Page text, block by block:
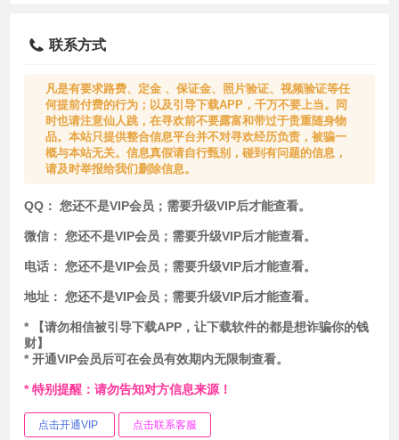
联系方式
凡是有要求路费、定金 、保证金、照片验证、视频验证等任
何提前付费的行为；以及引导下载APP，千万不要上当。同
时也请注意仙人跳，在寻欢前不要露富和带过于贵重随身物
品。本站只提供整合信息平台并不对寻欢经历负责，被骗一
概与本站无关。信息真假请自行甄别，碰到有问题的信息，
请及时举报给我们删除信息。
QQ： 您还不是VIP会员；需要升级VIP后才能查看。
微信： 您还不是VIP会员；需要升级VIP后才能查看。
电话： 您还不是VIP会员；需要升级VIP后才能查看。
地址： 您还不是VIP会员；需要升级VIP后才能查看。
* 【请勿相信被引导下载APP，让下载软件的都是想诈骗你的钱
财】
* 开通VIP会员后可在会员有效期内无限制查看。
* 特别提醒：请勿告知对方信息来源！
点击开通VIP 点击联系客服